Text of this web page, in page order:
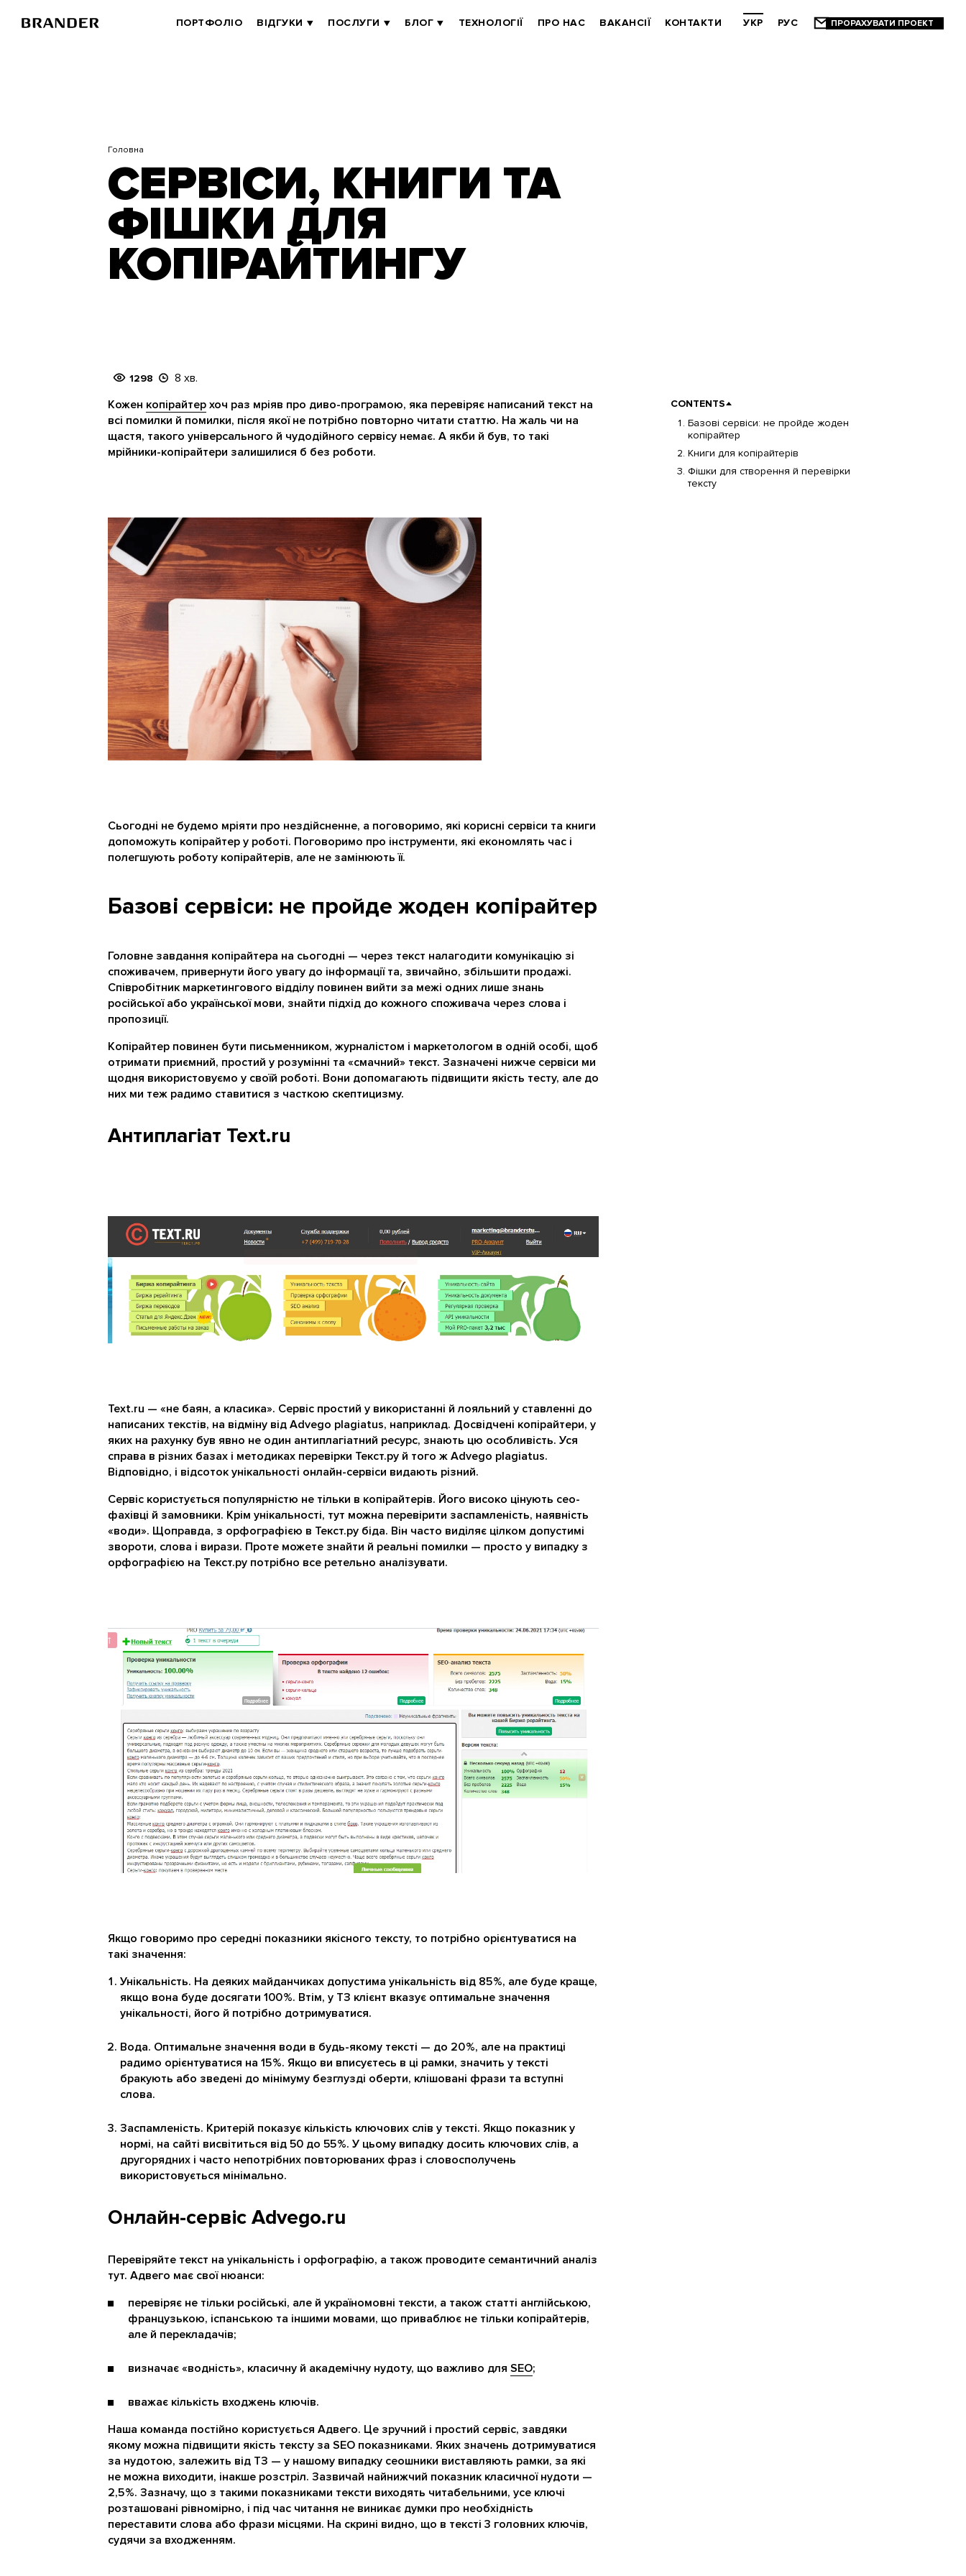
BRANDER
ПОРТФОЛІО ВІДГУКИ ПОСЛУГИ БЛОГ ТЕХНОЛОГІЇ ПРО НАС ВАКАНСІЇ КОНТАКТИ УКР РУС
Головна
СЕРВІСИ, КНИГИ ТА
ФІШКИ ДЛЯ
КОПІРАЙТИНГУ
1298 8 хв.
CONTENTS
Базові сервіси: не пройде жоден
копірайтер
Книги для копірайтерів
Фішки для створення й перевірки
тексту
Кожен копірайтер хоч раз мріяв про диво-програмою, яка перевіряє написаний текст на
всі помилки й помилки, після якої не потрібно повторно читати статтю. На жаль чи на
щастя, такого універсального й чудодійного сервісу немає. А якби й був, то такі
мрійники-копірайтери залишилися б без роботи.
Сьогодні не будемо мріяти про нездійсненне, а поговоримо, які корисні сервіси та книги
допоможуть копірайтер у роботі. Поговоримо про інструменти, які економлять час і
полегшують роботу копірайтерів, але не замінюють її.
Базові сервіси: не пройде жоден копірайтер
Головне завдання копірайтера на сьогодні — через текст налагодити комунікацію зі
споживачем, привернути його увагу до інформації та, звичайно, збільшити продажі.
Співробітник маркетингового відділу повинен вийти за межі одних лише знань
російської або української мови, знайти підхід до кожного споживача через слова і
пропозиції.
Копірайтер повинен бути письменником, журналістом і маркетологом в одній особі, щоб
отримати приємний, простий у розумінні та «смачний» текст. Зазначені нижче сервіси ми
щодня використовуємо у своїй роботі. Вони допомагають підвищити якість тесту, але до
них ми теж радимо ставитися з часткою скептицизму.
Антиплагіат Text.ru
Text.ru — «не баян, а класика». Сервіс простий у використанні й лояльний у ставленні до
написаних текстів, на відміну від Advego plagiatus, наприклад. Досвідчені копірайтери, у
яких на рахунку був явно не один антиплагіатний ресурс, знають цю особливість. Уся
справа в різних базах і методиках перевірки Текст.ру й того ж Advego plagiatus.
Відповідно, і відсоток унікальності онлайн-сервіси видають різний.
Сервіс користується популярністю не тільки в копірайтерів. Його високо цінують сео-
фахівці й замовники. Крім унікальності, тут можна перевірити заспамленість, наявність
«води». Щоправда, з орфографією в Текст.ру біда. Він часто виділяє цілком допустимі
звороти, слова і вирази. Проте можете знайти й реальні помилки — просто у випадку з
орфографією на Текст.ру потрібно все ретельно аналізувати.
Якщо говоримо про середні показники якісного тексту, то потрібно орієнтуватися на
такі значення:
Унікальність. На деяких майданчиках допустима унікальність від 85 %, але буде краще,
якщо вона буде досягати 100 %. Втім, у ТЗ клієнт вказує оптимальне значення
унікальності, його й потрібно дотримуватися.
Вода. Оптимальне значення води в будь-якому тексті — до 20 %, але на практиці
радимо орієнтуватися на 15 %. Якщо ви вписуєтесь в ці рамки, значить у тексті
бракують або зведені до мінімуму безглузді оберти, клішовані фрази та вступні
слова.
Заспамленість. Критерій показує кількість ключових слів у тексті. Якщо показник у
нормі, на сайті висвітиться від 50 до 55 %. У цьому випадку досить ключових слів, а
другорядних і часто непотрібних повторюваних фраз і словосполучень
використовується мінімально.
Онлайн-сервіс Advego.ru
Перевіряйте текст на унікальність і орфографію, а також проводите семантичний аналіз
тут. Адвего має свої нюанси:
перевіряє не тільки російські, але й україномовні тексти, а також статті англійською,
французькою, іспанською та іншими мовами, що приваблює не тільки копірайтерів,
але й перекладачів;
визначає «водність», класичну й академічну нудоту, що важливо для SEO;
вважає кількість входжень ключів.
Наша команда постійно користується Адвего. Це зручний і простий сервіс, завдяки
якому можна підвищити якість тексту за SEO показниками. Яких значень дотримуватися
за нудотою, залежить від ТЗ — у нашому випадку сеошники виставляють рамки, за які
не можна виходити, інакше розстріл. Зазвичай найнижчий показник класичної нудоти —
2,5 %. Зазначу, що з такими показниками тексти виходять читабельними, усе ключі
розташовані рівномірно, і під час читання не виникає думки про необхідність
переставити слова або фрази місцями. На скрині видно, що в тексті 3 головних ключів,
судячи за входженням.